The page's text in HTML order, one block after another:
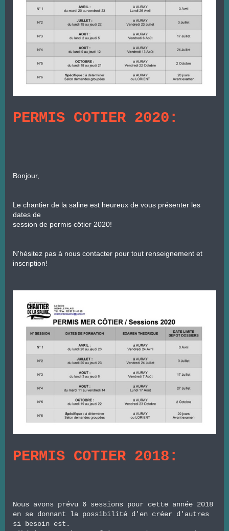
PERMIS COTIER 2020:
Bonjour,
Le chantier de la saline est heureux de vous présenter les
dates de
session de permis côtier 2020!
N'hésitez pas à nous contacter pour tout renseignement et
inscription!
PERMIS COTIER 2018:
Nous avons prévu 6 sessions pour cette année 2018
en se donnant la possibilité d'en créer d'autres
si besoin est.